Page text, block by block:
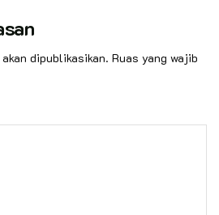
dipublikasikan. Ruas yang wajib